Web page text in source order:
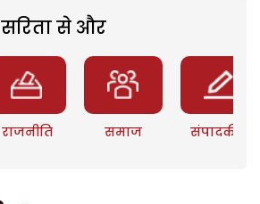
सरिता से और
राजनीति समाज संपादकीय